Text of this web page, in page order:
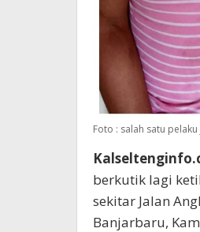
Foto : salah satu
berkutik lagi
sekitar Jalan
Banjarbaru,